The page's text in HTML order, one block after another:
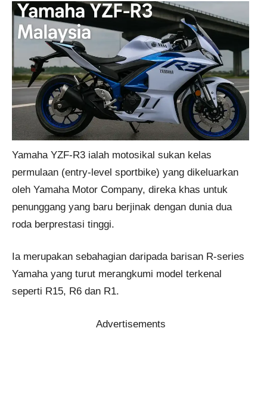
Yamaha YZF-R3 ialah motosikal sukan kelas
permulaan (entry-level sportbike) yang dikeluarkan
oleh Yamaha Motor Company, direka khas untuk
penunggang yang baru berjinak dengan dunia dua
roda berprestasi tinggi.
Ia merupakan sebahagian daripada barisan R-series
Yamaha yang turut merangkumi model terkenal
seperti R15, R6 dan R1.
Advertisements